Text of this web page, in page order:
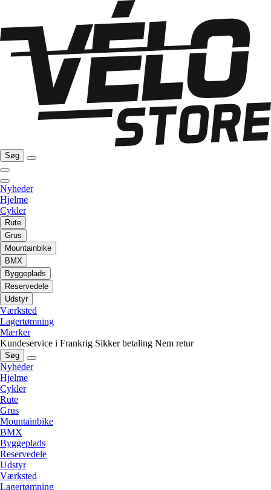
Søg
Nyheder
Hjelme
Cykler
Rute
Grus
Mountainbike
BMX
Byggeplads
Reservedele
Udstyr
Værksted
Lagertømning
Mærker
Kundeservice i Frankrig Sikker betaling Nem retur
Søg
Nyheder
Hjelme
Cykler
Rute
Grus
Mountainbike
BMX
Byggeplads
Reservedele
Udstyr
Værksted
Lagertømning